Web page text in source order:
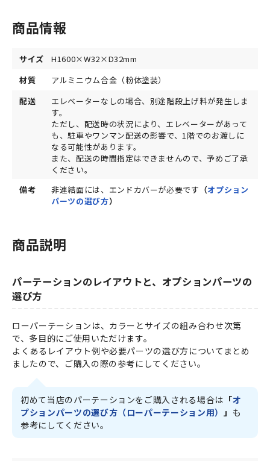
商品情報
サイズ
H1600×W32×D32mm
材質
アルミニウム合金（粉体塗装）
配送
エレベーターなしの場合、別途階段上げ料が発生しま
す。
ただし、配送時の状況により、エレベーターがあって
も、駐車やワンマン配送の影響で、1階でのお渡しに
なる可能性があります。
また、配送の時間指定はできませんので、予めご了承
ください。
備考
非連結面には、エンドカバーが必要です （オプション
パーツの選び方）
商品説明
パーテーションのレイアウトと、オプションパーツの
選び方
ローパーテーションは、カラーとサイズの組み合わせ次第
で、多目的にご使用いただけます。
よくあるレイアウト例や必要パーツの選び方についてまとめ
ましたので、ご購入の際の参考にしてください。
初めて当店のパーテーションをご購入される場合は 「オ
プションパーツの選び方（ローパーテーション用）
」 も
参考にしてください。